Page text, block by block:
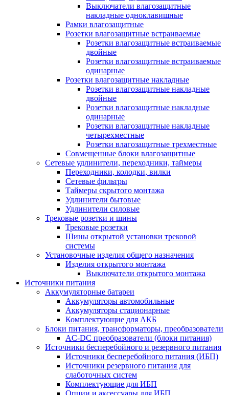
Выключатели влагозащитные
накладные одноклавишные
Рамки влагозащитные
Розетки влагозащитные встраиваемые
Розетки влагозащитные встраиваемые
двойные
Розетки влагозащитные встраиваемые
одинарные
Розетки влагозащитные накладные
Розетки влагозащитные накладные
двойные
Розетки влагозащитные накладные
одинарные
Розетки влагозащитные накладные
четырехместные
Розетки влагозащитные трехместные
Совмещенные блоки влагозащитные
Сетевые удлинители, переходники, таймеры
Переходники, колодки, вилки
Сетевые фильтры
Таймеры скрытого монтажа
Удлинители бытовые
Удлинители силовые
Трековые розетки и шины
Трековые розетки
Шины открытой установки трековой
системы
Установочные изделия общего назначения
Изделия открытого монтажа
Выключатели открытого монтажа
Источники питания
Аккумуляторные батареи
Аккумуляторы автомобильные
Аккумуляторы стационарные
Комплектующие для АКБ
Блоки питания, трансформаторы, преобразователи
AC-DC преобразователи (блоки питания)
Источники бесперебойного и резервного питания
Источники бесперебойного питания (ИБП)
Источники резервного питания для
слаботочных систем
Комплектующие для ИБП
Опции и аксессуары для ИБП